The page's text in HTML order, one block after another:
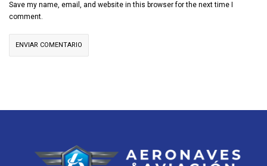
Save my name, email, and website in this browser for the next time I
comment.